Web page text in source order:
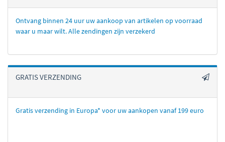
Ontvang binnen 24 uur uw aankoop van artikelen op voorraad
waar u maar wilt. Alle zendingen zijn verzekerd
GRATIS VERZENDING
Gratis verzending in Europa* voor uw aankopen vanaf 199 euro